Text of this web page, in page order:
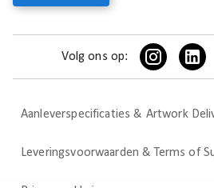
Volg ons op:
Aanleverspecificaties & Artwork
Leveringsvoorwaarden & Terms of